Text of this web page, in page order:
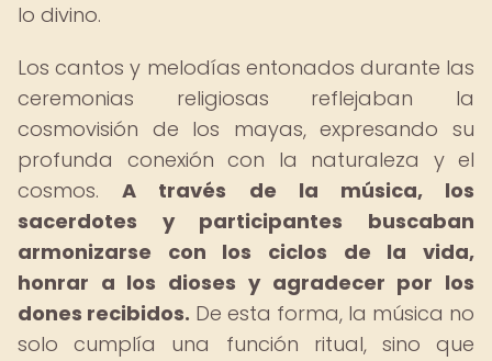
lo divino.
Los cantos y melodías entonados durante las
ceremonias religiosas reflejaban la
cosmovisión de los mayas, expresando su
profunda conexión con la naturaleza y el
cosmos.A través de la música, los
sacerdotes y participantes buscaban
armonizarse con los ciclos de la vida,
honrar a los dioses y agradecer por los
dones recibidos. De esta forma, la música no
solo cumplía una función ritual, sino que